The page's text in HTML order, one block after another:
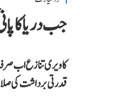
جب دریا کا
کاویری تنازع اب صرف
قدرتی برداشت کی